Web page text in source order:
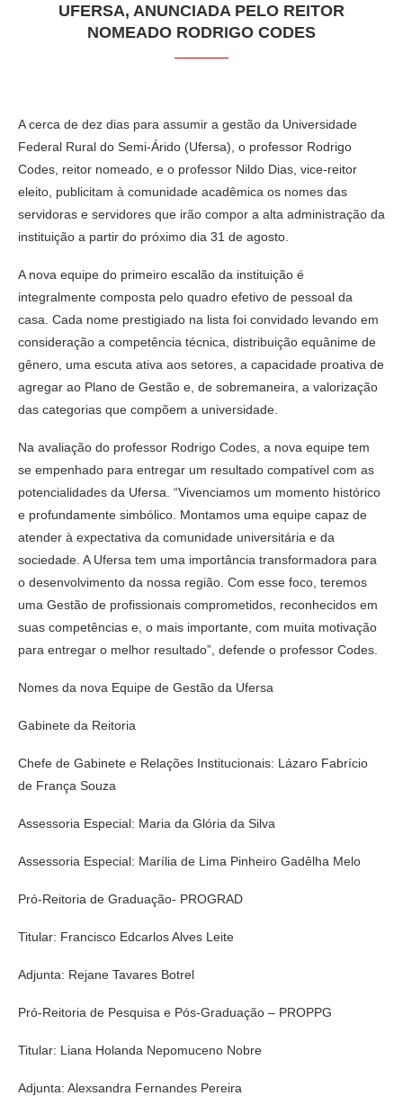
UFERSA, ANUNCIADA PELO REITOR
NOMEADO RODRIGO CODES
A cerca de dez dias para assumir a gestão da Universidade
Federal Rural do Semi-Árido (Ufersa), o professor Rodrigo
Codes, reitor nomeado, e o professor Nildo Dias, vice-reitor
eleito, publicitam à comunidade acadêmica os nomes das
servidoras e servidores que irão compor a alta administração da
instituição a partir do próximo dia 31 de agosto.
A nova equipe do primeiro escalão da instituição é
integralmente composta pelo quadro efetivo de pessoal da
casa. Cada nome prestigiado na lista foi convidado levando em
consideração a competência técnica, distribuição equânime de
gênero, uma escuta ativa aos setores, a capacidade proativa de
agregar ao Plano de Gestão e, de sobremaneira, a valorização
das categorias que compõem a universidade.
Na avaliação do professor Rodrigo Codes, a nova equipe tem
se empenhado para entregar um resultado compatível com as
potencialidades da Ufersa. “Vivenciamos um momento histórico
e profundamente simbólico. Montamos uma equipe capaz de
atender à expectativa da comunidade universitária e da
sociedade. A Ufersa tem uma importância transformadora para
o desenvolvimento da nossa região. Com esse foco, teremos
uma Gestão de profissionais comprometidos, reconhecidos em
suas competências e, o mais importante, com muita motivação
para entregar o melhor resultado”, defende o professor Codes.
Nomes da nova Equipe de Gestão da Ufersa
Gabinete da Reitoria
Chefe de Gabinete e Relações Institucionais: Lázaro Fabrício
de França Souza
Assessoria Especial: Maria da Glória da Silva
Assessoria Especial: Marília de Lima Pinheiro Gadêlha Melo
Pró-Reitoria de Graduação- PROGRAD
Titular: Francisco Edcarlos Alves Leite
Adjunta: Rejane Tavares Botrel
Pró-Reitoria de Pesquisa e Pós-Graduação – PROPPG
Titular: Liana Holanda Nepomuceno Nobre
Adjunta: Alexsandra Fernandes Pereira